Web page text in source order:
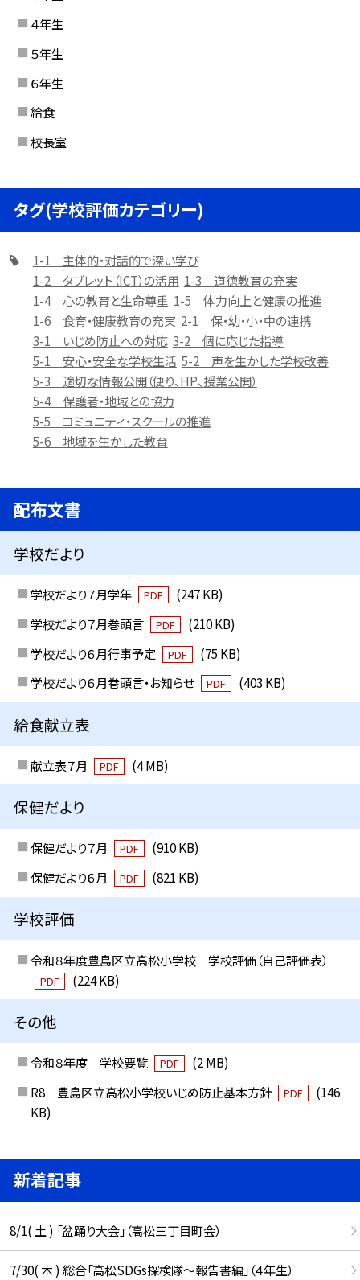
４年生
５年生
６年生
給食
校長室
タグ(学校評価カテゴリー)
1-1 主体的・対話的で深い学び
1-2 タブレット（ICT）の活用 1-3 道徳教育の充実
1-4 心の教育と生命尊重 1-5 体力向上と健康の推進
1-6 食育・健康教育の充実 2-1 保・幼・小・中の連携
3-1 いじめ防止への対応 3-2 個に応じた指導
5-1 安心・安全な学校生活 5-2 声を生かした学校改善
5-3 適切な情報公開（便り、HP、授業公開）
5-4 保護者・地域との協力
5-5 コミュニティ・スクールの推進
5-6 地域を生かした教育
配布文書
学校だより
学校だより７月学年 PDF
(247 KB)
学校だより７月巻頭言
PDF
(210 KB)
学校だより６月行事予定
PDF
(75 KB)
学校だより６月巻頭言・お知らせ
PDF (403 KB)
給食献立表
献立表７月 PDF (4 MB)
保健だより
保健だより７月 PDF
(910 KB)
保健だより６月
PDF (821 KB)
学校評価
令和８年度豊島区立高松小学校 学校評価（自己評価表）
PDF (224 KB)
その他
令和８年度 学校要覧 PDF
(2 MB)
R8 豊島区立高松小学校いじめ防止基本方針
PDF
(146
KB)
新着記事
8/1( 土 ) 「盆踊り大会」（高松三丁目町会）
7/30( 木 ) 総合「高松SDGs探検隊〜報告書編」（４年生）